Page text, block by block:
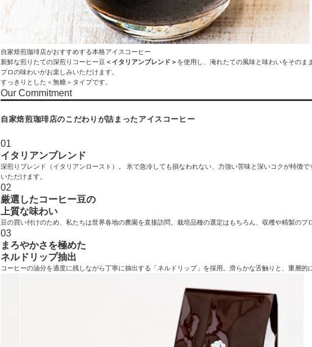
自家焙煎珈琲店がおすすめする本格アイスコーヒー
新鮮な煎りたての深煎りコーヒー豆 ＜イタリアンブレンド＞ を使用し、淹れたての風味と味わいをその
プロの味わいがお楽しみいただけます。
すっきりとした＜無糖＞タイプです。
Our Commitment
自家焙煎珈琲店のこだわりが詰まったアイスコーヒー
01
イタリアンブレンド
深煎りブレンド（イタリアンロースト）。 氷で急冷しても損なわれない、力強い苦味と深いコクが特徴
いただけます。
02
厳選したコーヒー豆の
上質な味わい
豆の買い付けのため、私たちは世界各地の農園を直接訪問。栽培品種の選定はもちろん、収穫や精製のプ
03
まろやかさを極めた
ネルドリップ抽出
コーヒーの油分を適度に残しながら丁寧に抽出する「ネルドリップ」を採用。 滑らかな舌触りと、重層的